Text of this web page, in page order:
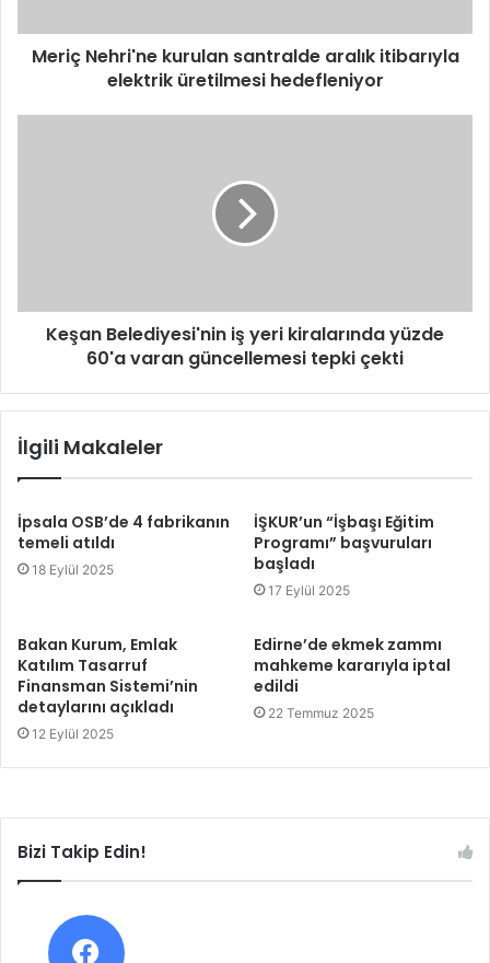
Meriç Nehri'ne kurulan santralde aralık itibarıyla
elektrik üretilmesi hedefleniyor
Keşan Belediyesi'nin iş yeri kiralarında yüzde
60'a varan güncellemesi tepki çekti
İlgili Makaleler
İpsala OSB’de 4 fabrikanın
temeli atıldı
18 Eylül 2025
İŞKUR’un “İşbaşı Eğitim
Programı” başvuruları
başladı
17 Eylül 2025
Bakan Kurum, Emlak
Katılım Tasarruf
Finansman Sistemi’nin
detaylarını açıkladı
12 Eylül 2025
Edirne’de ekmek zammı
mahkeme kararıyla iptal
edildi
22 Temmuz 2025
Bizi Takip Edin!